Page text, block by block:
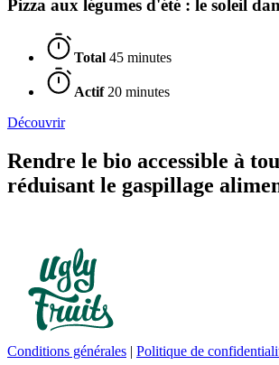
Pizza aux légumes d'été : le soleil
Total 45 minutes
Actif20 minutes
Découvrir
Rendre le bio accessible à
réduisant le gaspillage
Conditions générales | Politique de